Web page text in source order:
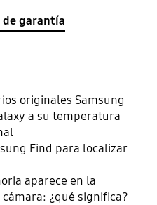
garantía
originales Samsung
a su temperatura
Find para localizar
aparece en la
¿qué significa?